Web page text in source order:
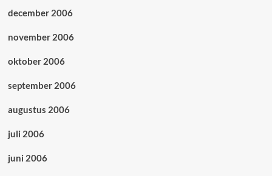
december 2006
november 2006
oktober 2006
september 2006
augustus 2006
juli 2006
juni 2006